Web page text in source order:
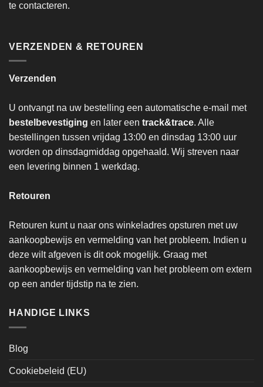
te contacteren.
VERZENDEN & RETOUREN
Verzenden
U ontvangt na uw bestelling een automatische e-mail met
bestelbevestiging en later een track&trace. Alle
bestellingen tussen vrijdag 13:00 en dinsdag 13:00 uur
worden op dinsdagmiddag opgehaald. Wij streven naar
een levering binnen 1 werkdag.
Retouren
Retouren kunt u naar ons winkeladres opsturen met uw
aankoopbewijs en vermelding van het probleem. Indien u
deze wilt afgeven is dit ook mogelijk. Graag met
aankoopbewijs en vermelding van het probleem om extern
op een ander tijdstip na te zien.
HANDIGE LINKS
Blog
Cookiebeleid (EU)